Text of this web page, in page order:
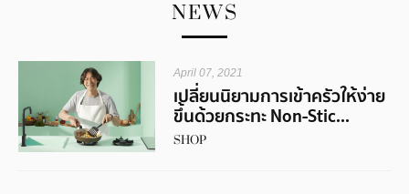
NEWS
April 07, 2021
เปลี่ยนนิยามการเข้าครัวให้ง่าย
ขึ้นด้วยกระทะ Non-Stic...
SHOP